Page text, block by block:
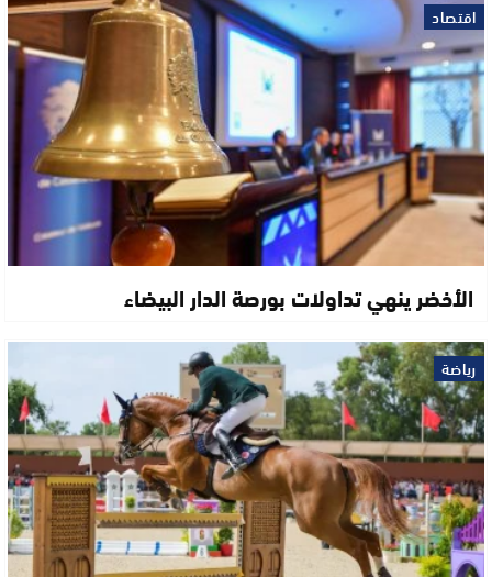
اقتصاد
الأخضر ينهي تداولات بورصة الدار البيضاء
رياضة